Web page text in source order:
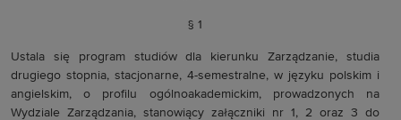
§ 1
Ustala się program studiów dla kierunku Zarządzanie, studia
drugiego stopnia, stacjonarne, 4-semestralne, w języku polskim i
angielskim, o profilu ogólnoakademickim, prowadzonych na
Wydziale Zarządzania, stanowiący załączniki nr 1, 2 oraz 3 do